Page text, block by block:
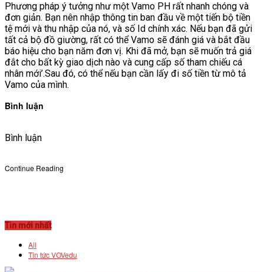
Phương pháp ý tưởng như một Vamo PH rất nhanh chóng và
đơn giản. Bạn nên nhập thông tin ban đầu về một tiến bộ tiền
tệ mới và thu nhập của nó, và số Id chính xác. Nếu bạn đã gửi
tất cả bộ đồ giường, rất có thể Vamo sẽ đánh giá và bắt đầu
báo hiệu cho bạn năm đơn vị. Khi đã mở, bạn sẽ muốn trả giá
đắt cho bất kỳ giao dịch nào và cung cấp số tham chiếu cá
nhân mới’.Sau đó, có thể nếu bạn cần lấy đi số tiền từ mô tả
Vamo của mình.
Bình luận
Bình luận
Continue Reading
Tin mới nhất
All
Tin tức VOVedu